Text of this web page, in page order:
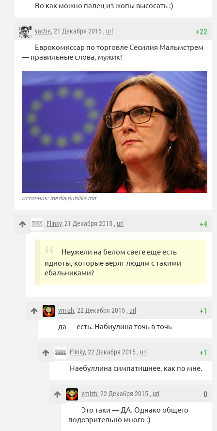
Во как можно палец из жопы высосать :)
+22
yache, 21 Декабря 2015 , url
Еврокомиссар по торговле Сесилия Мальмстрем
— правильные слова, мужик!
источник: media.publika.md
+4
Flinky, 21 Декабря 2015 , url
Неужели на белом свете еще есть
идиоты, которые верят людям с такими
ебальниками?
+1
vmizh, 22 Декабря 2015 , url
да — есть. Набиулина точь в точь
+1
Flinky, 22 Декабря 2015 , url
Наебуллина симпатишнее, как по мне.
0
vmizh, 22 Декабря 2015 , url
Это таки — ДА. Однако общего
подозрительно много :)